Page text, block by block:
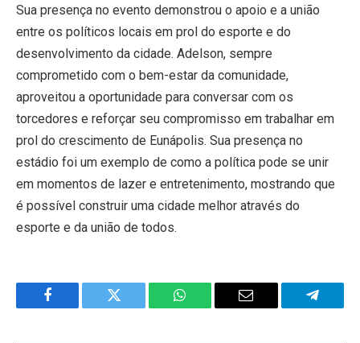
Sua presença no evento demonstrou o apoio e a união
entre os políticos locais em prol do esporte e do
desenvolvimento da cidade. Adelson, sempre
comprometido com o bem-estar da comunidade,
aproveitou a oportunidade para conversar com os
torcedores e reforçar seu compromisso em trabalhar em
prol do crescimento de Eunápolis. Sua presença no
estádio foi um exemplo de como a política pode se unir
em momentos de lazer e entretenimento, mostrando que
é possível construir uma cidade melhor através do
esporte e da união de todos.
Facebook Twitter WhatsApp Email